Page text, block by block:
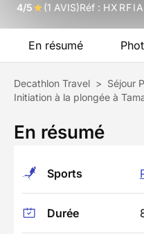
4/5 (1 AVIS)Réf : HXRFIA
En résumé
Decathlon Travel > Séjour
Initiation à la plongée à
En résumé
Sports
Durée